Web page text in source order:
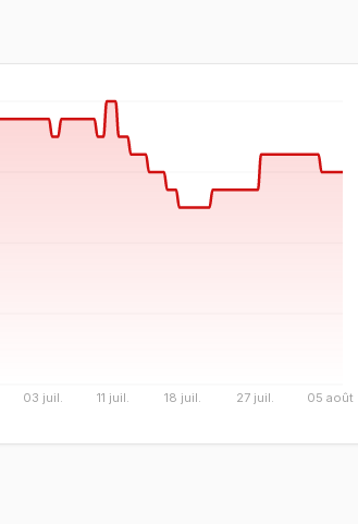
03 juil. 11 juil. 18 juil. 27 juil. 05 août